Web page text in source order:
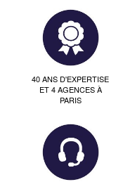
40 ANS D'EXPERTISE
ET 4 AGENCES À
PARIS